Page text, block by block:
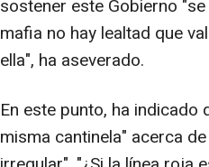
sostener este Gobierno
mafia no hay lealtad que
ella", ha aseverado.
En este punto, ha indicado
misma cantinela" acerca